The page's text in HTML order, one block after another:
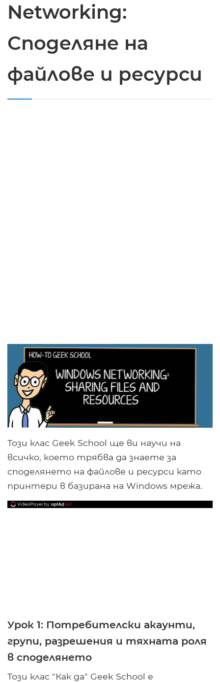
Networking:
Споделяне на
файлове и ресурси
Този клас Geek School ще ви научи на
всичко, което трябва да знаете за
споделянето на файлове и ресурси като
принтери в базирана на Windows мрежа.
Урок 1: Потребителски акаунти,
групи, разрешения и тяхната роля
в споделянето
Този клас "Как да" Geek School е